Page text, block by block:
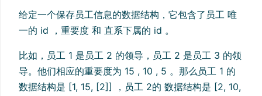
给定一个保存员工信息的数据结构，它包含了员工 唯
一的 id ，重要度 和 直系下属的 id 。
比如，员工 1 是员工 2 的领导，员工 2 是员工 3 的领
导。他们相应的重要度为 15 , 10 , 5 。那么员工 1 的
数据结构是 [1, 15, [2]] ，员工 2的 数据结构是 [2, 10,